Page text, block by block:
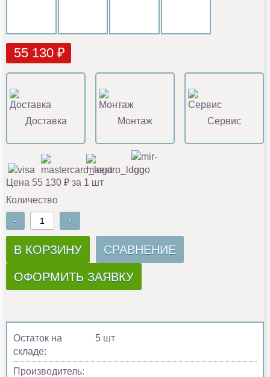
55 130 ₽
Доставка Монтаж Сервис
Цена 55 130 ₽ за 1 шт
Количество
- +
В КОРЗИНУ СРАВНЕНИЕ
ОФОРМИТЬ ЗАЯВКУ
Остаток на
складе:
5 шт
Производитель: